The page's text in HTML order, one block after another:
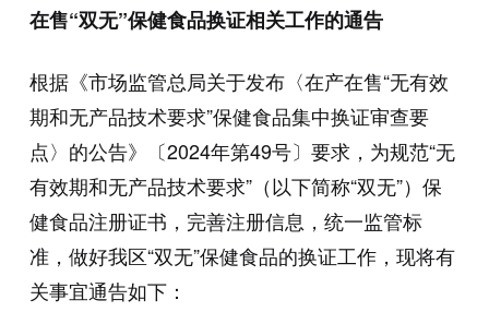
在售“双无”保健食品换证相关工作的通告
根据《市场监管总局关于发布〈在产在售“无有效
期和无产品技术要求”保健食品集中换证审查要
点〉的公告》〔2024年第49号〕要求，为规范“无
有效期和无产品技术要求”（以下简称“双无”）保
健食品注册证书，完善注册信息，统一监管标
准，做好我区“双无”保健食品的换证工作，现将有
关事宜通告如下：